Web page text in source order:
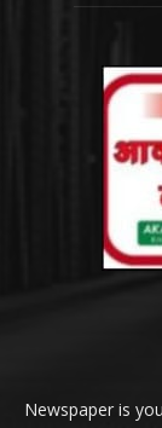
Newspaper is